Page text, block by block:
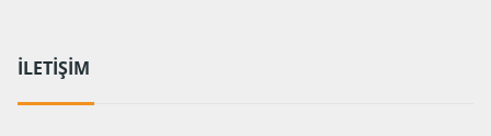
İLETİŞİM